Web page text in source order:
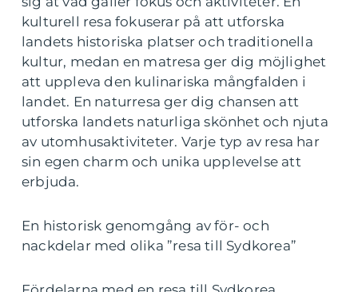
kulturell resa fokuserar på att utforska
landets historiska platser och traditionella
kultur, medan en matresa ger dig möjlighet
att uppleva den kulinariska mångfalden i
landet. En naturresa ger dig chansen att
utforska landets naturliga skönhet och njuta
av utomhusaktiviteter. Varje typ av resa har
sin egen charm och unika upplevelse att
erbjuda.
En historisk genomgång av för- och
nackdelar med olika ”resa till Sydkorea”